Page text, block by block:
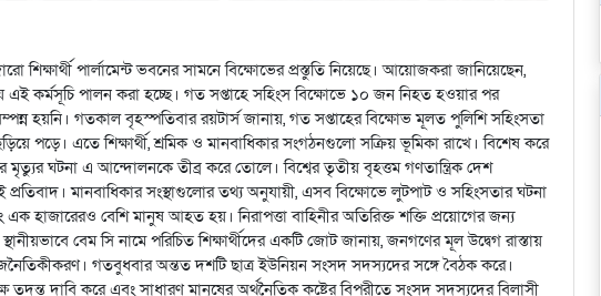
শিক্ষার্থী পার্লামেন্ট ভবনের সামনে বিক্ষোভের প্রস্তুতি নিয়েছে। আয়োজকরা জানিয়েছেন,
কর্মসূচি পালন করা হচ্ছে। গত সপ্তাহে সহিংস বিক্ষোভে ১০ জন নিহত হওয়ার পর
হয়নি। গতকাল বৃহস্পতিবার রয়টার্স জানায়, গত সপ্তাহের বিক্ষোভ মূলত পুলিশি সহিংসতা
পড়ে। এতে শিক্ষার্থী, শ্রমিক ও মানবাধিকার সংগঠনগুলো সক্রিয় ভূমিকা রাখে। বিশেষ করে
মৃত্যুর ঘটনা এ আন্দোলনকে তীব্র করে তোলে। বিশ্বের তৃতীয় বৃহত্তম গণতান্ত্রিক দেশ
মানবাধিকার সংস্থাগুলোর তথ্য অনুযায়ী, এসব বিক্ষোভে লুটপাট ও সহিংসতার ঘটনা
হাজারেরও বেশি মানুষ আহত হয়। নিরাপত্তা বাহিনীর অতিরিক্ত শক্তি প্রয়োগের জন্য
বেম সি নামে পরিচিত শিক্ষার্থীদের একটি জোট জানায়, জনগণের মূল উদ্বেগ রাস্তায়
গতবুধবার অন্তত দশটি ছাত্র ইউনিয়ন সংসদ সদস্যদের সঙ্গে বৈঠক করে।
তদন্ত দাবি করে এবং সাধারণ মানুষের অর্থনৈতিক কষ্টের বিপরীতে সংসদ সদস্যদের বিলাসী